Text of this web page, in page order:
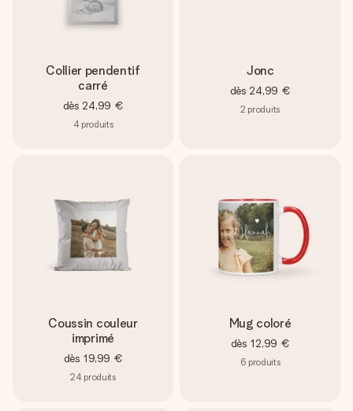
Collier pendentif
carré
dès 24,99 €
4 produits
Jonc
dès 24,99 €
2 produits
Coussin couleur
imprimé
dès 19,99 €
24 produits
Mug coloré
dès 12,99 €
6 produits